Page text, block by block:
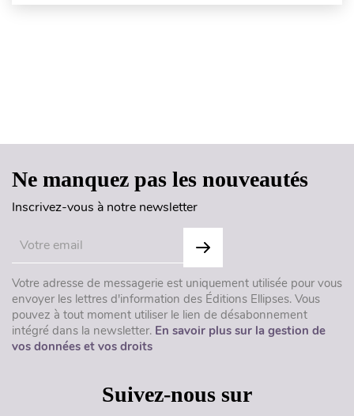
Ne manquez pas les nouveautés
Inscrivez-vous à notre newsletter
Votre adresse de messagerie est uniquement utilisée pour vous
envoyer les lettres d'information des Éditions Ellipses. Vous
pouvez à tout moment utiliser le lien de désabonnement
intégré dans la newsletter. En savoir plus sur la gestion de
vos données et vos droits
Suivez-nous sur